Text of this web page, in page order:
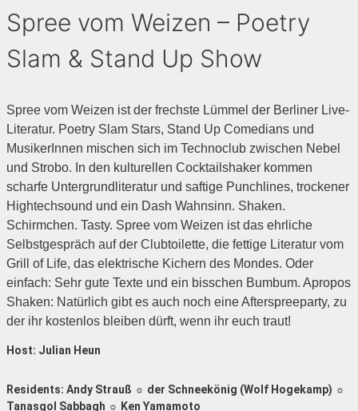
Spree vom Weizen – Poetry
Slam & Stand Up Show
Spree vom Weizen ist der frechste Lümmel der Berliner Live-
Literatur. Poetry Slam Stars, Stand Up Comedians und
MusikerInnen mischen sich im Technoclub zwischen Nebel
und Strobo. In den kulturellen Cocktailshaker kommen
scharfe Untergrundliteratur und saftige Punchlines, trockener
Hightechsound und ein Dash Wahnsinn. Shaken.
Schirmchen. Tasty. Spree vom Weizen ist das ehrliche
Selbstgespräch auf der Clubtoilette, die fettige Literatur vom
Grill of Life, das elektrische Kichern des Mondes. Oder
einfach: Sehr gute Texte und ein bisschen Bumbum. Apropos
Shaken: Natürlich gibt es auch noch eine Afterspreeparty, zu
der ihr kostenlos bleiben dürft, wenn ihr euch traut!
Host: Julian Heun
Residents: Andy Strauß ☼ der Schneekönig (Wolf Hogekamp) ☼
Tanasgol Sabbagh ☼ Ken Yamamoto